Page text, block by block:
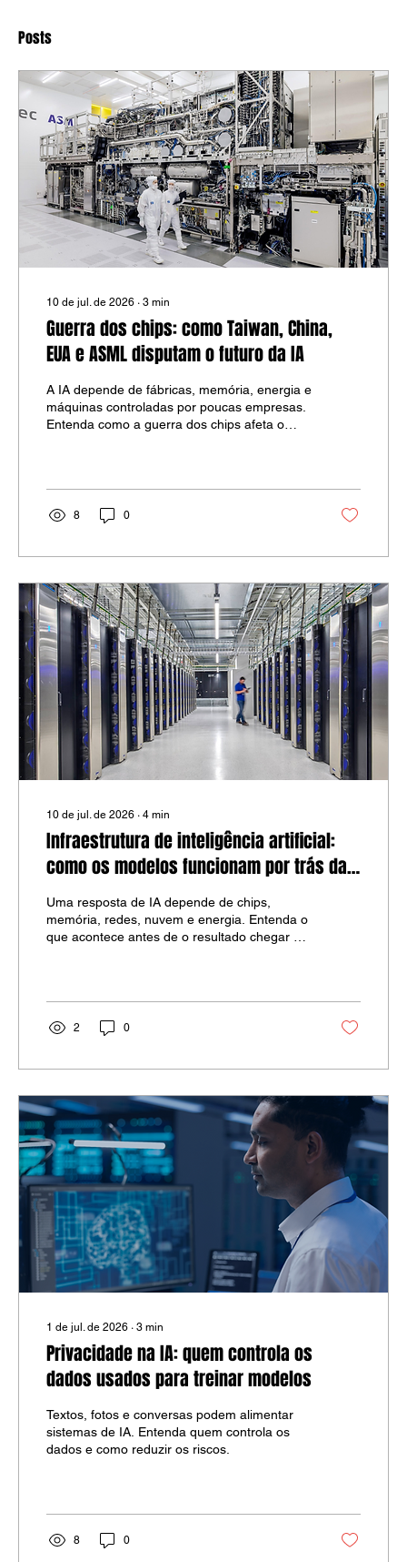
Posts
10 de jul. de 2026 ∙ 3 min
Guerra dos chips: como Taiwan, China,
EUA e ASML disputam o futuro da IA
A IA depende de fábricas, memória, energia e
máquinas controladas por poucas empresas.
Entenda como a guerra dos chips afeta o
8 0
10 de jul. de 2026 ∙ 4 min
Infraestrutura de inteligência artificial:
como os modelos funcionam por trás da
tela
Uma resposta de IA depende de chips,
memória, redes, nuvem e energia. Entenda o
que acontece antes de o resultado chegar à
2 0
1 de jul. de 2026 ∙ 3 min
Privacidade na IA: quem controla os
dados usados para treinar modelos
Textos, fotos e conversas podem alimentar
sistemas de IA. Entenda quem controla os
dados e como reduzir os riscos.
8 0